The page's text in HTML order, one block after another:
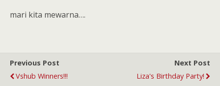
mari kita mewarna….
Previous Post
Vshub Winners!!!
Next Post
Liza's Birthday Party!